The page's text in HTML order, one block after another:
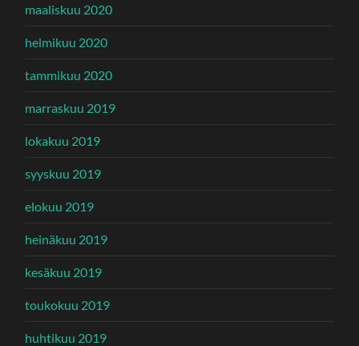
maaliskuu 2020
helmikuu 2020
tammikuu 2020
marraskuu 2019
lokakuu 2019
syyskuu 2019
elokuu 2019
heinäkuu 2019
kesäkuu 2019
toukokuu 2019
huhtikuu 2019